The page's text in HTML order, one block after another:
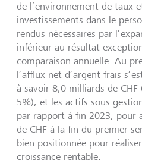
de l’environnement de taux
investissements dans le
rendus nécessaires par
inférieur au résultat
comparaison annuelle. Au
l’afflux net d’argent frais
à savoir 8,0 milliards de CHF
5%), et les actifs sous
par rapport à fin 2023, pour
de CHF à la fin du premier
bien positionnée pour
croissance rentable.